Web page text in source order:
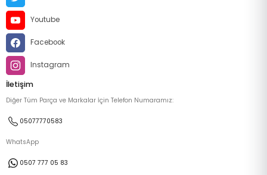
Youtube
Facebook
Instagram
İletişim
Diğer Tüm Parça ve Markalar İçin Telefon Numaramız:
05077770583
WhatsApp
0507 777 05 83